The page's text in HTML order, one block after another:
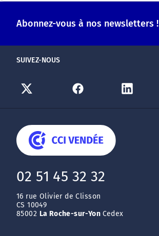
Abonnez-vous à nos newsletters !
SUIVEZ-NOUS
02 51 45 32 32
16 rue Olivier de Clisson
CS 10049
85002 La Roche-sur-Yon Cedex